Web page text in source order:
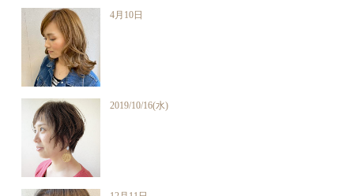
4月10日
2019/10/16(水)